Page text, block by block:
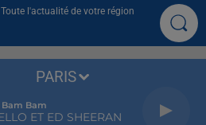
Toute l'actualité de votre région
Bam Bam
ET ED SHEERAN
PARIS